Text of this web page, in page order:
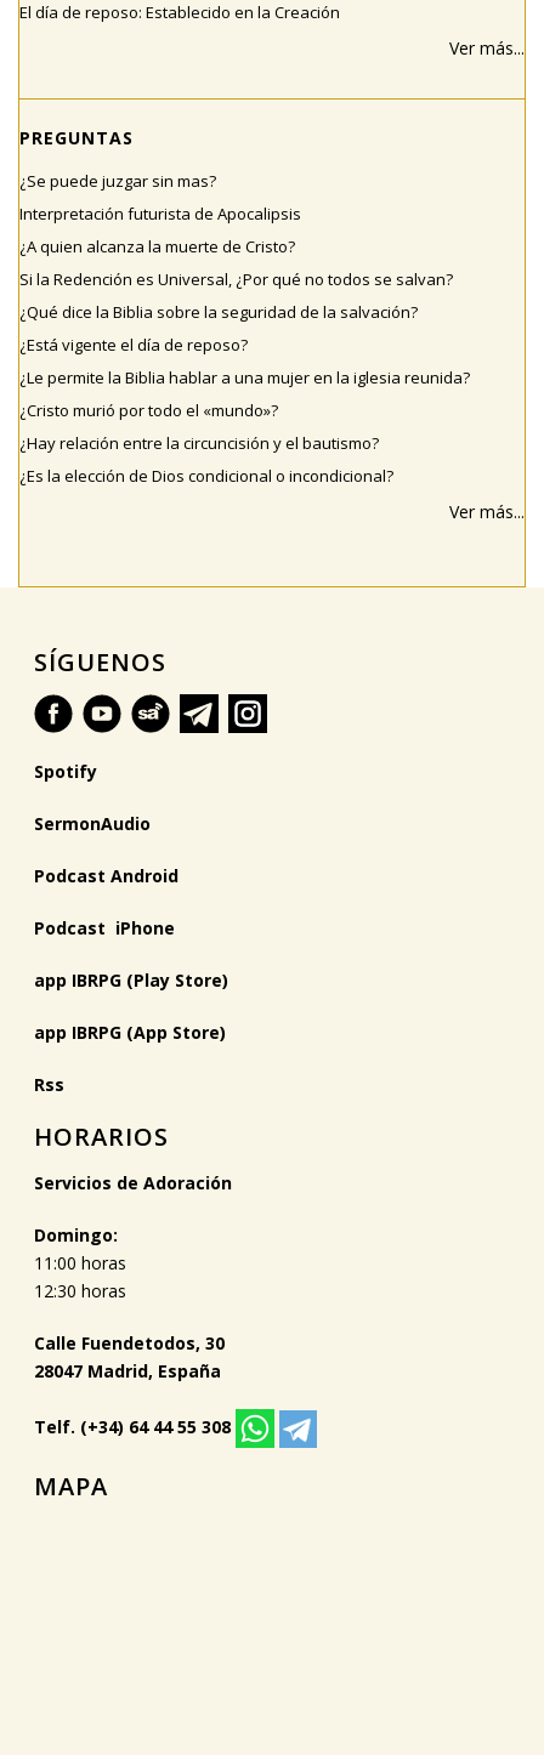
El día de reposo: Establecido en la Creación
Ver más...
PREGUNTAS
¿Se puede juzgar sin mas?
Interpretación futurista de Apocalipsis
¿A quien alcanza la muerte de Cristo?
Si la Redención es Universal, ¿Por qué no todos se salvan?
¿Qué dice la Biblia sobre la seguridad de la salvación?
¿Está vigente el día de reposo?
¿Le permite la Biblia hablar a una mujer en la iglesia reunida?
¿Cristo murió por todo el «mundo»?
¿Hay relación entre la circuncisión y el bautismo?
¿Es la elección de Dios condicional o incondicional?
Ver más...
SÍGUENOS
Spotify
SermonAudio
Podcast Android
Podcast iPhone
app IBRPG (Play Store)
app IBRPG (App Store)
Rss
HORARIOS
Servicios de Adoración
Domingo:
11:00 horas
12:30 horas
Calle Fuendetodos, 30
28047 Madrid, España
Telf. (+34) 64 44 55 308
MAPA